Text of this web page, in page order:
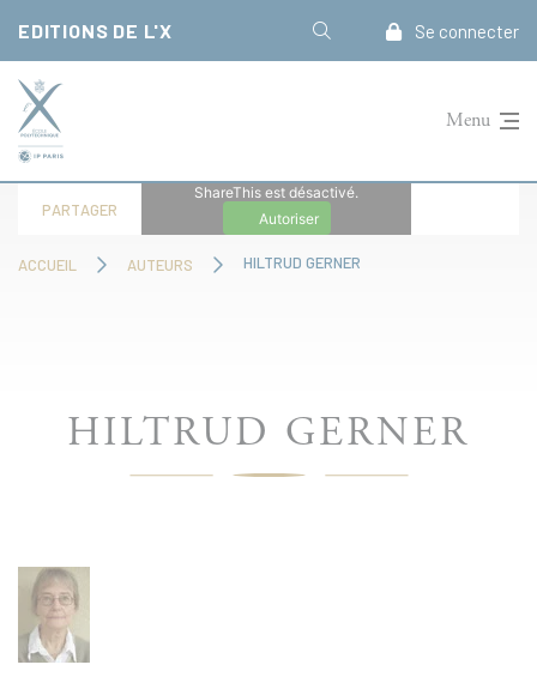
EDITIONS DE L'X Se connecter
Menu
ACCUEIL AUTEURS HILTRUD GERNER
PARTAGER
ShareThis est désactivé.
Autoriser
HILTRUD GERNER